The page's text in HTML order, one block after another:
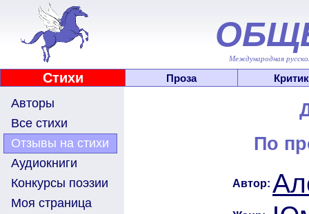
Международная
Стихи Проза
Авторы
Все стихи
Отзывы на стихи
Аудиокниги
Конкурсы поэзии
Моя страница
По
Автор: